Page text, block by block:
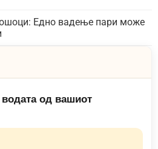
Едно вадење пари може
од вашиот